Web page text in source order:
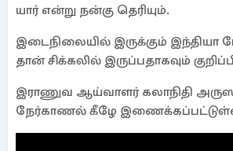
யார் என்று நன்கு தெரியும்.
இடைநிலையில் இருக்கும் இந்தியா
தான் சிக்கலில் இருப்பதாகவும்
இராணுவ ஆய்வாளர் கலாநிதி
நேர்காணல் கீழே